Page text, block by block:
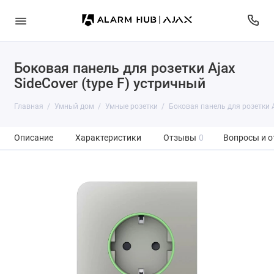
Боковая панель для розетки Ajax
SideCover (type F) устричный
Главная Умный дом Умные розетки Боковая панель для розетки
Описание Характеристики Отзывы 0 Вопросы и